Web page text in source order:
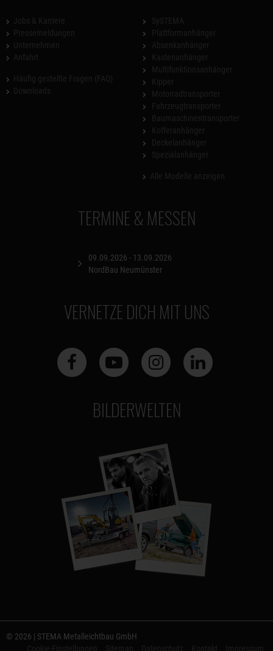
TERMINE & MESSEN
09.09.2026 - 13.09.2026
NordBau Neumünster
VERNETZE DICH MIT UNS
BILDERWELTEN
© 2026 | STEMA Metalleichtbau GmbH